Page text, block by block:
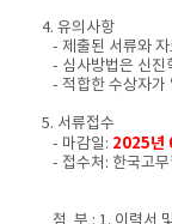
4. 유의사항
- 제출된 서류와
- 심사방법은 신진
- 적합한 수상자가
5. 서류접수
- 마감일: 2025년
- 접수처: 한국고